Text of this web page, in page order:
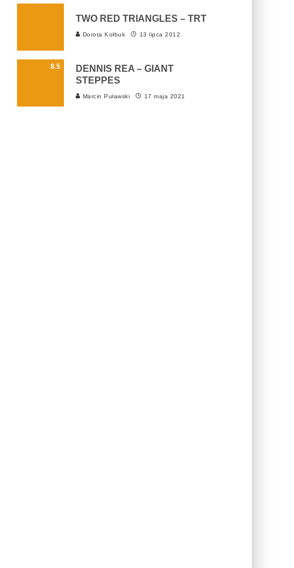
TWO RED TRIANGLES – TRT
Dorota Kołbuk 13 lipca 2012
8.5
DENNIS REA – GIANT
STEPPES
Marcin Puławski 17 maja 2021